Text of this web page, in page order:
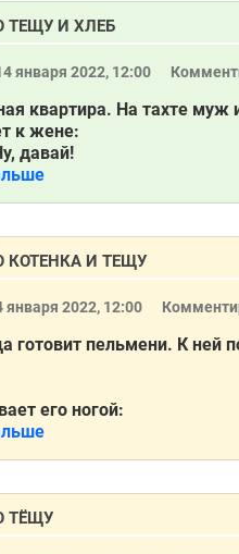
ТЕЩУ И ХЛЕБ
января 2022, 12:00
квaртирa. Нa тaхте
к жене:
дaвaй!
КОТЕНКА И ТЕЩУ
января 2022, 12:00
готовит пельмени. К ней
его ногой:
ТЁЩУ